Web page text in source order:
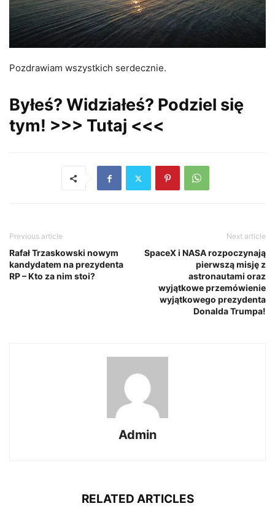
Pozdrawiam wszystkich serdecznie.
Byłeś? Widziałeś? Podziel się
tym! >>> Tutaj <<<
Previous article
Rafał Trzaskowski nowym
kandydatem na prezydenta
RP – Kto za nim stoi?
Next article
SpaceX i NASA rozpoczynają
pierwszą misję z
astronautami oraz
wyjątkowe przemówienie
wyjątkowego prezydenta
Donalda Trumpa!
Admin
RELATED ARTICLES